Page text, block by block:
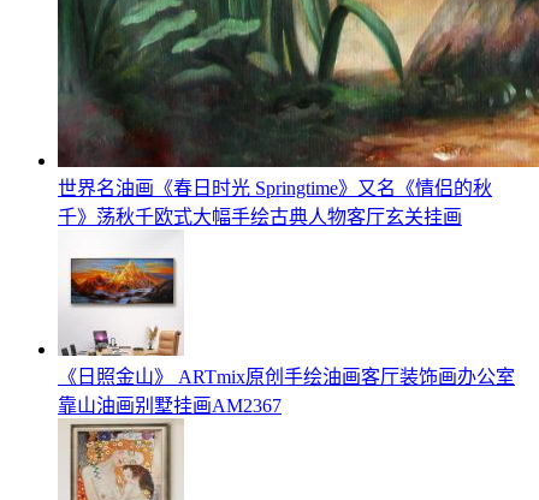
世界名油画《春日时光 Springtime》又名《情侣的秋
千》荡秋千欧式大幅手绘古典人物客厅玄关挂画
《日照金山》 ARTmix原创手绘油画客厅装饰画办公室
靠山油画别墅挂画AM2367